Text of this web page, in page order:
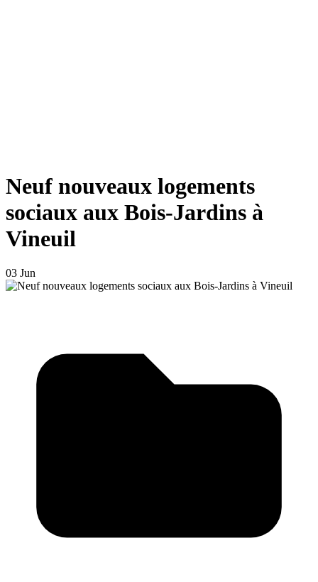
Neuf nouveaux logements
sociaux aux Bois-Jardins à
Vineuil
03 Jun